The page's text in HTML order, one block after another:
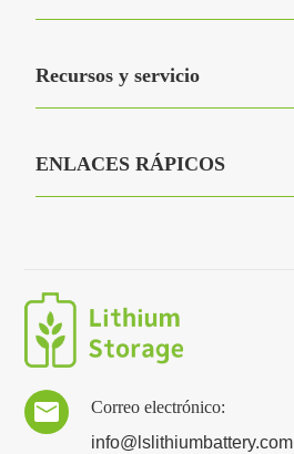
Recursos y servicio
ENLACES RÁPICOS

Correo electrónico:
info@lslithiumbattery.com